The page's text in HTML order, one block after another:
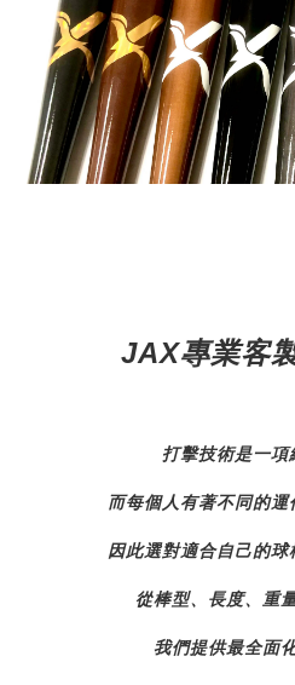
JAX專業客
打擊技術是一項
而每個人有著不同的
因此選對適合自己的
從棒型、長度、重
我們提供最全面